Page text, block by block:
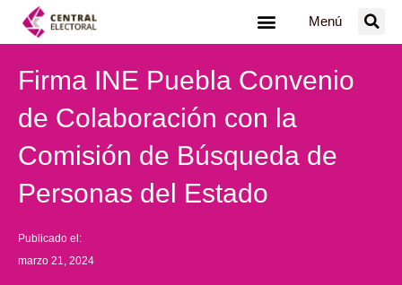
Menú
Firma INE Puebla Convenio
de Colaboración con la
Comisión de Búsqueda de
Personas del Estado
Publicado el:
marzo 21, 2024